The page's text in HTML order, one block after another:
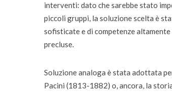
interventi: dato che sarebbe stato
piccoli gruppi, la soluzione scelta è
sofisticate e di competenze
precluse.
Soluzione analoga è stata adottata
Pacini (1813-1882) o, ancora, la